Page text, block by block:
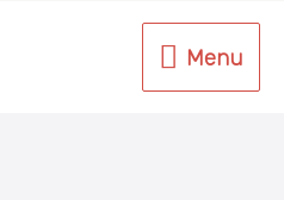
Menu
Menu